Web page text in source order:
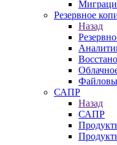
Резервное
Назад
САПР
Назад
САПР